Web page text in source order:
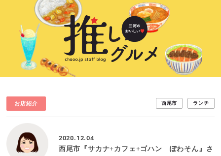
お店紹介 西尾市 ランチ
2020.12.04
西尾市『サカナ+カフェ+ゴハン ぽわそん』さ